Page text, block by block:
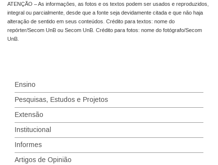
ATENÇÃO – As informações, as fotos e os textos podem ser usados e reproduzidos,
integral ou parcialmente, desde que a fonte seja devidamente citada e que não haja
alteração de sentido em seus conteúdos. Crédito para textos: nome do
repórter/Secom UnB ou Secom UnB. Crédito para fotos: nome do fotógrafo/Secom
UnB.
Ensino
Pesquisas, Estudos e Projetos
Extensão
Institucional
Informes
Artigos de Opinião